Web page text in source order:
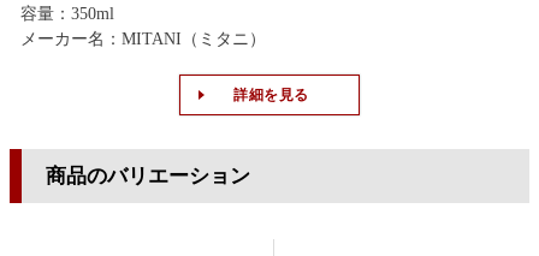
容量：350ml
メーカー名：MITANI（ミタニ）
詳細を見る
商品のバリエーション